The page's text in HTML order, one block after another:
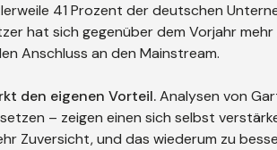
41 Prozent der deutschen
hat sich gegenüber dem Vorjahr
Anschluss an den Mainstream.
den eigenen Vorteil.Analysen von
– zeigen einen sich selbst
Zuversicht, und das wiederum zu